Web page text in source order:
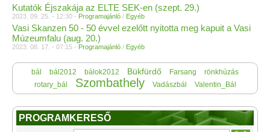
Kutatók Éjszakája az ELTE SEK-en (szept. 29.)
2023. 09. 25. - 12:30 - Programajánló / Egyéb
Vasi Skanzen 50 - 50 évvel ezelőtt nyitotta meg kapuit a Vasi
Múzeumfalu (aug. 20.)
2023. 08. 17. - 07:15 - Programajánló / Egyéb
bál bál2012 bálok2012 Bükfürdő Farsang
rönkhúzás
rotary_bál
Szombathely Vadászbál Valentin_Bál
PROGRAMKERESŐ